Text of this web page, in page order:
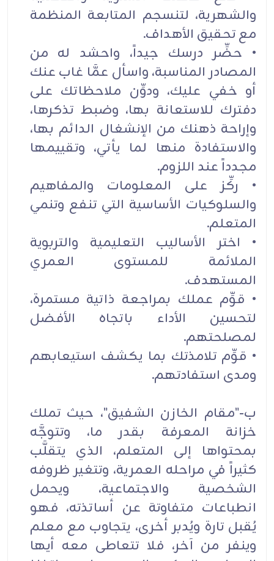
والشهرية، لتنسجم المتابعة المنظمة
مع تحقيق الأهداف.
• حضِّر درسك جيداً، واحشد له من
المصادر المناسبة، واسأل عمَّا غاب عنك
أو خفي عليك، ودوِّن ملاحظاتك على
دفترك للاستعانة بها، وضبط تذكرها،
وإراحة ذهنك من الإنشغال الدائم بها،
والاستفادة منها لما يأتي، وتقييمها
مجدداً عند اللزوم.
• ركِّز على المعلومات والمفاهيم
والسلوكيات الأساسية التي تنفع وتنمي
المتعلم.
• اختر الأساليب التعليمية والتربوية
الملائمة للمستوى العمري
المستهدف.
• قوِّم عملك بمراجعة ذاتية مستمرة،
لتحسين الأداء باتجاه الأفضل
لمصلحتهم.
• قوِّم تلامذتك بما يكشف استيعابهم
ومدى استفادتهم.
ب-"مقام الخازن الشفيق"، حيث تملك
خزانة المعرفة بقدر ما، وتتوجَّه
بمحتواها إلى المتعلم، الذي يتقلَّب
كثيراً في مراحله العمرية، وتتغير ظروفه
الشخصية والاجتماعية، ويحمل
انطباعات متفاوتة عن أساتذته، فهو
يُقبل تارة ويُدبر أخرى، يتجاوب مع معلم
وينفر من آخر، فلا تتعاطى معه أيها